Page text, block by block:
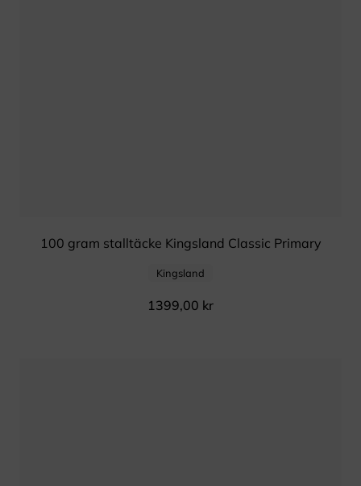
100 gram stalltäcke Kingsland Classic Primary
Kingsland
1399,00 kr